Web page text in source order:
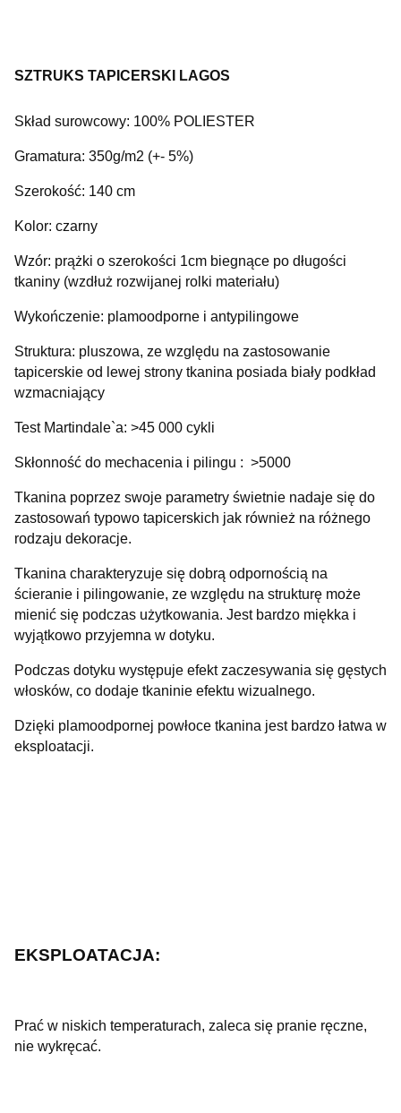
SZTRUKS TAPICERSKI LAGOS
Skład surowcowy: 100% POLIESTER
Gramatura: 350g/m2 (+- 5%)
Szerokość: 140 cm
Kolor: czarny
Wzór: prążki o szerokości 1cm biegnące po długości
tkaniny (wzdłuż rozwijanej rolki materiału)
Wykończenie: plamoodporne i antypilingowe
Struktura: pluszowa, ze względu na zastosowanie
tapicerskie od lewej strony tkanina posiada biały podkład
wzmacniający
Test Martindale`a: >45 000 cykli
Skłonność do mechacenia i pilingu : >5000
Tkanina poprzez swoje parametry świetnie nadaje się do
zastosowań typowo tapicerskich jak również na różnego
rodzaju dekoracje.
Tkanina charakteryzuje się dobrą odpornością na
ścieranie i pilingowanie, ze względu na strukturę może
mienić się podczas użytkowania. Jest bardzo miękka i
wyjątkowo przyjemna w dotyku.
Podczas dotyku występuje efekt zaczesywania się gęstych
włosków, co dodaje tkaninie efektu wizualnego.
Dzięki plamoodpornej powłoce tkanina jest bardzo łatwa w
eksploatacji.
EKSPLOATACJA:
Prać w niskich temperaturach, zaleca się pranie ręczne,
nie wykręcać.